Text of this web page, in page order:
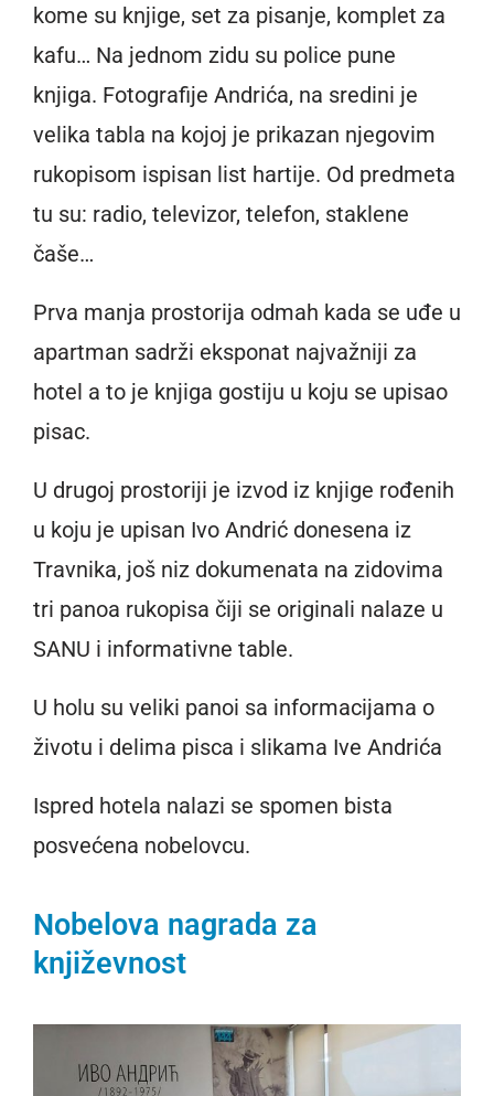
kome su knjige, set za pisanje, komplet za
kafu… Na jednom zidu su police pune
knjiga. Fotografije Andrića, na sredini je
velika tabla na kojoj je prikazan njegovim
rukopisom ispisan list hartije. Od predmeta
tu su: radio, televizor, telefon, staklene
čaše…
Prva manja prostorija odmah kada se uđe u
apartman sadrži eksponat najvažniji za
hotel a to je knjiga gostiju u koju se upisao
pisac.
U drugoj prostoriji je izvod iz knjige rođenih
u koju je upisan Ivo Andrić donesena iz
Travnika, još niz dokumenata na zidovima
tri panoa rukopisa čiji se originali nalaze u
SANU i informativne table.
U holu su veliki panoi sa informacijama o
životu i delima pisca i slikama Ive Andrića
Ispred hotela nalazi se spomen bista
posvećena nobelovcu.
Nobelova nagrada za
književnost